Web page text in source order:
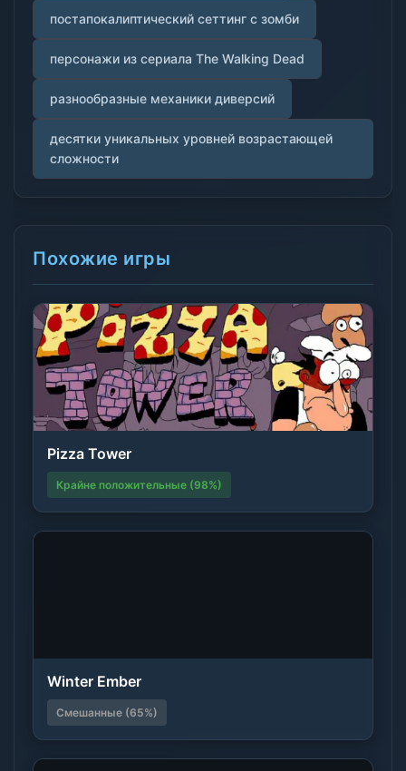
постапокалиптический сеттинг с зомби
персонажи из сериала The Walking Dead
разнообразные механики диверсий
десятки уникальных уровней возрастающей
сложности
Похожие игры
Pizza Tower
Крайне положительные (98%)
Winter Ember
Смешанные (65%)